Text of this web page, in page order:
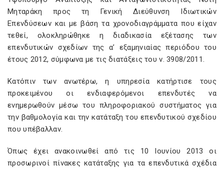
Μηταράκη προς τη Γενική Διεύθυνση Ιδιωτικών
Επενδύσεων και με βάση τα χρονοδιαγράμματα που είχαν
τεθεί, ολοκληρώθηκε η διαδικασία εξέτασης των
επενδυτικών σχεδίων της α’ εξαμηνιαίας περιόδου του
έτους 2012, σύμφωνα με τις διατάξεις του ν. 3908/2011.
Κατόπιν των ανωτέρω, η υπηρεσία κατήρτισε τους
προκειμένου οι ενδιαφερόμενοι επενδυτές να
ενημερωθούν μέσω του πληροφοριακού συστήματος για
την βαθμολογία και την κατάταξη του επενδυτικού σχεδίου
που υπέβαλλαν.
Όπως έχει ανακοινωθεί από τις 10 Ιουνίου 2013 οι
προσωρινοί πίνακες κατάταξης για τα επενδυτικά σχέδια